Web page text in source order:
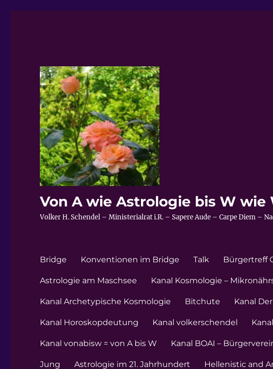
Von A wie Astrologie bis W wie
Volker H. Schendel – Ministerialrat i.R. – Sapere Aude – Carpe Diem –
Bridge Konventionen im Bridge Talk Bürgertreff
Astrologie am Maschsee Kanal Kosmologie –
Kanal Archetypische Kosmologie Bitchute Kanal
Kanal Horoskopdeutung Kanal volkerschendel
Kanal vonabisw = von A bis W Kanal BOAI –
Jung Astrologie im 21. Jahrhundert Hellenistic and